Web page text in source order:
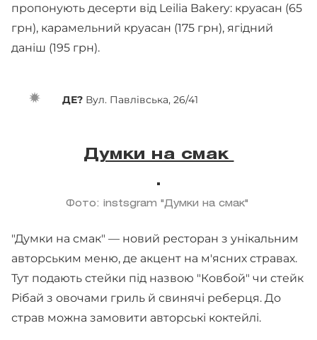
пропонують десерти від Leilia Bakery: круасан (65
грн), карамельний круасан (175 грн), ягідний
даніш (195 грн).
ДЕ? Вул. Павлівська, 26/41
Думки на смак
Фото: instsgram "Думки на смак"
"Думки на смак" — новий ресторан з унікальним
авторським меню, де акцент на м'ясних стравах.
Тут подають стейки під назвою "Ковбой" чи стейк
Рібай з овочами гриль й свинячі реберця. До
страв можна замовити авторські коктейлі.